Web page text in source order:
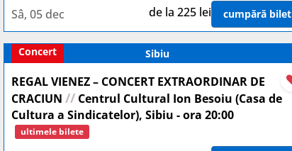
Sâ, 05 dec
de la 225 lei cumpără bilet
Sibiu
Concert
REGAL VIENEZ – CONCERT EXTRAORDINAR DE
CRACIUN // Centrul Cultural Ion Besoiu (Casa de
Cultura a Sindicatelor), Sibiu - ora 20:00
ultimele bilete